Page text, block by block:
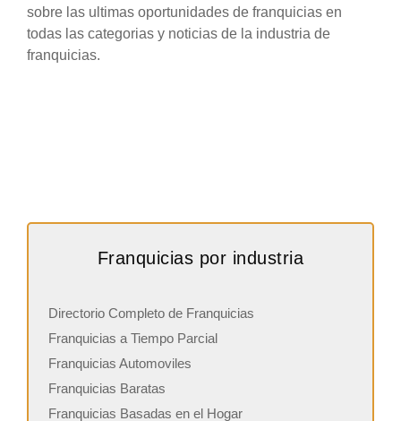
sobre las ultimas oportunidades de franquicias en
todas las categorias y noticias de la industria de
franquicias.
Franquicias por industria
Directorio Completo de Franquicias
Franquicias a Tiempo Parcial
Franquicias Automoviles
Franquicias Baratas
Franquicias Basadas en el Hogar